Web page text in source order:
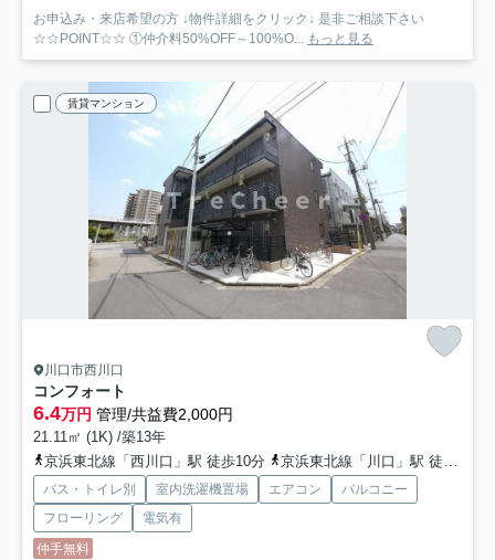
お申込み・来店希望の方 ↓物件詳細をクリック↓ 是非ご相談下さい
☆☆POINT☆☆ ①仲介料50%OFF～100%O...
もっと見る
賃貸マンション
川口市西川口
コンフォート
6.4万円 管理/共益費2,000円
21.11㎡ (1K) /築13年
京浜東北線「西川口」駅 徒歩10分
京浜東北線「川口」駅 徒歩15分
バス・トイレ別 室内洗濯機置場 エアコン
バルコニー
フローリング
電気有
仲手無料